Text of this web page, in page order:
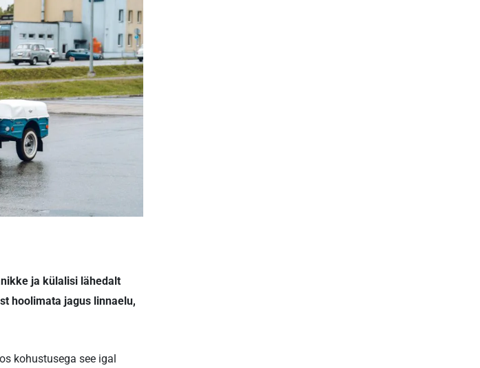
ja külalisi lähedalt
hoolimata jagus linnaelu,
kohustusega see igal